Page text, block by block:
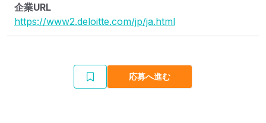
企業URL
https://www2.deloitte.com/jp/ja.html
応募へ進む